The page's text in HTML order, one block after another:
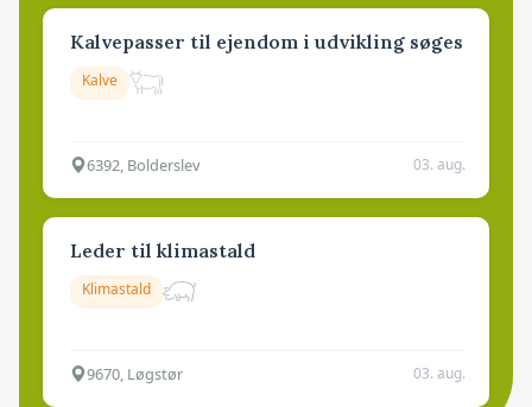
Kalvepasser til ejendom i udvikling søges
Kalve
6392, Bolderslev 03. aug.
Leder til klimastald
Klimastald
9670, Løgstør 03. aug.